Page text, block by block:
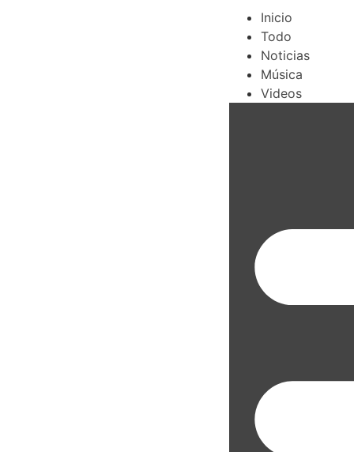
Inicio
Todo
Noticias
Música
Videos